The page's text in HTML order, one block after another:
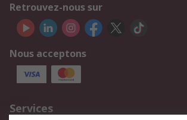
Retrouvez-nous sur
Nous acceptons
Services